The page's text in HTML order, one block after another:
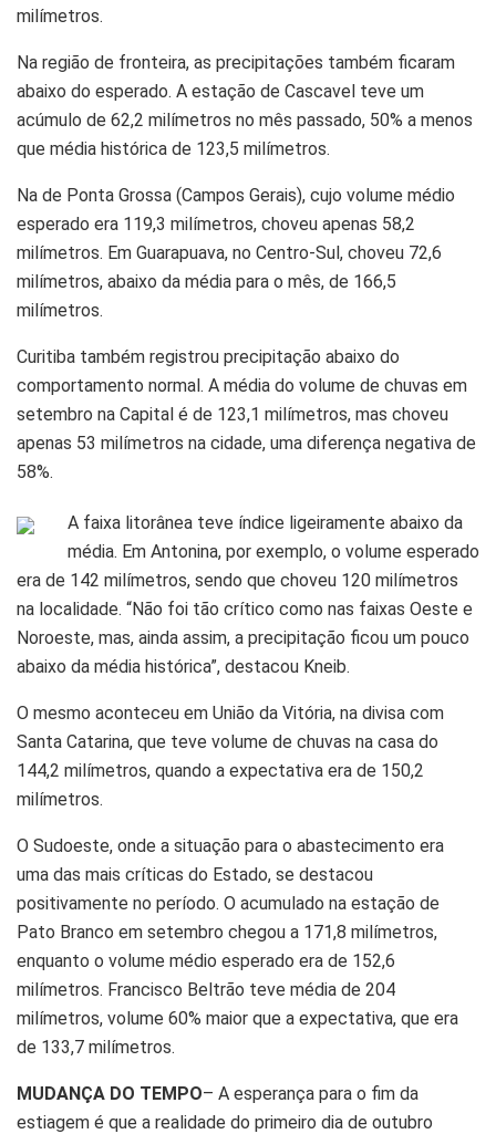
milímetros.
Na região de fronteira, as precipitações também ficaram
abaixo do esperado. A estação de Cascavel teve um
acúmulo de 62,2 milímetros no mês passado, 50% a menos
que média histórica de 123,5 milímetros.
Na de Ponta Grossa (Campos Gerais), cujo volume médio
esperado era 119,3 milímetros, choveu apenas 58,2
milímetros. Em Guarapuava, no Centro-Sul, choveu 72,6
milímetros, abaixo da média para o mês, de 166,5
milímetros.
Curitiba também registrou precipitação abaixo do
comportamento normal. A média do volume de chuvas em
setembro na Capital é de 123,1 milímetros, mas choveu
apenas 53 milímetros na cidade, uma diferença negativa de
58%.
A faixa litorânea teve índice ligeiramente abaixo da
média. Em Antonina, por exemplo, o volume esperado
era de 142 milímetros, sendo que choveu 120 milímetros
na localidade. “Não foi tão crítico como nas faixas Oeste e
Noroeste, mas, ainda assim, a precipitação ficou um pouco
abaixo da média histórica”, destacou Kneib.
O mesmo aconteceu em União da Vitória, na divisa com
Santa Catarina, que teve volume de chuvas na casa do
144,2 milímetros, quando a expectativa era de 150,2
milímetros.
O Sudoeste, onde a situação para o abastecimento era
uma das mais críticas do Estado, se destacou
positivamente no período. O acumulado na estação de
Pato Branco em setembro chegou a 171,8 milímetros,
enquanto o volume médio esperado era de 152,6
milímetros. Francisco Beltrão teve média de 204
milímetros, volume 60% maior que a expectativa, que era
de 133,7 milímetros.
MUDANÇA DO TEMPO– A esperança para o fim da
estiagem é que a realidade do primeiro dia de outubro